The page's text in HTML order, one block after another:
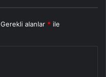
Gerekli alanlar * ile